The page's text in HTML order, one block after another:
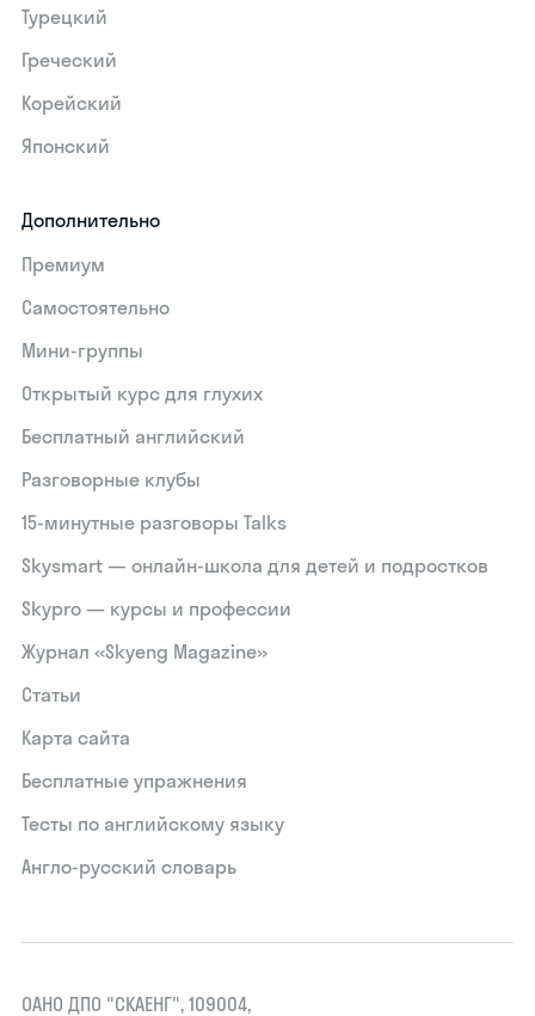
Турецкий
Греческий
Корейский
Японский
Дополнительно
Премиум
Самостоятельно
Мини-группы
Открытый курс для глухих
Бесплатный английский
Разговорные клубы
15‑минутные разговоры Talks
Skysmart — онлайн-школа для детей и подростков
Skypro — курсы и профессии
Журнал «Skyeng Magazine»
Статьи
Карта сайта
Бесплатные упражнения
Тесты по английскому языку
Англо-русский словарь
ОАНО ДПО "СКАЕНГ", 109004,